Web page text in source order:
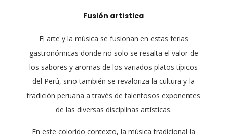
Fusión artística
El arte y la música se fusionan en estas ferias
gastronómicas donde no solo se resalta el valor de
los sabores y aromas de los variados platos típicos
del Perú, sino también se revaloriza la cultura y la
tradición peruana a través de talentosos exponentes
de las diversas disciplinas artísticas.
En este colorido contexto, la música tradicional la